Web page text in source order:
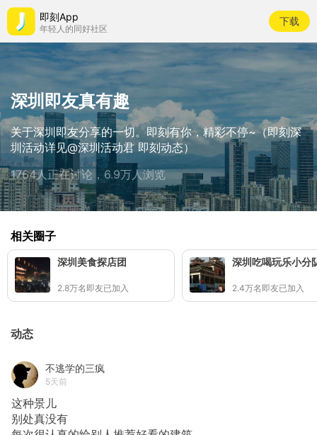
即刻App
年轻人的同好社区
下载
深圳即友真有趣
关于深圳即友分享的一切。即刻有你，精彩不停~（即刻深
圳活动详见@深圳活动君 即刻动态）
1764人正在讨论，6.9万人浏览
相关圈子
深圳美食探店团
2.8万名即友已加入
深圳吃喝玩乐小分
2.4万名即友已加入
动态
不逃学的三疯
5天前
这种景儿
​别处真没有